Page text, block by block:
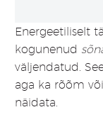
Energeetiliselt
kogunenud
väljendatud.
aga ka rõõm
näidata.